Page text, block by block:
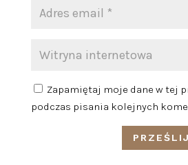
Zapamiętaj moje dane w tej
podczas pisania kolejnych